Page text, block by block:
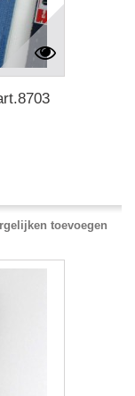
toevoegen